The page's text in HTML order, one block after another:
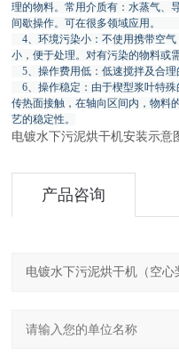
理的物料。常用介质有：水蒸气、
间歇操作。可在很多领域应用。
4、环境污染小：不使用携带空
小，便于处理。对有污染的物料
5、操作费用低：低速搅拌及合
6、操作稳定：由于楔型浆叶特
传热面接触，在轴向区间内，物料
艺的稳定性。
电镀水下污泥烘干机安装示意
产品咨询